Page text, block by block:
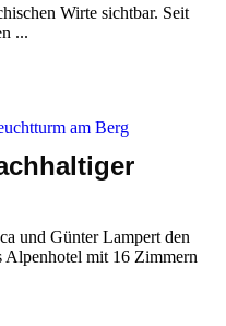
Wirte sichtbar. Seit
...
und Günter Lampert den
Alpenhotel mit 16 Zimmern